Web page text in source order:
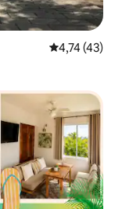
Évaluation
4,74 (43)